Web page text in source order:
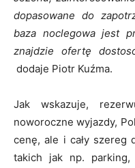
dopasowane do
baza noclegowa jest
znajdzie ofertę
dodaje Piotr Kuźma.
Jak wskazuje,
noworoczne wyjazdy,
cenę, ale i cały szereg
takich jak np. parking,